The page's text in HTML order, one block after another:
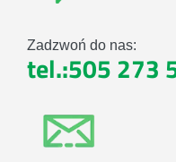
Zadzwoń do nas:
tel.:505 273